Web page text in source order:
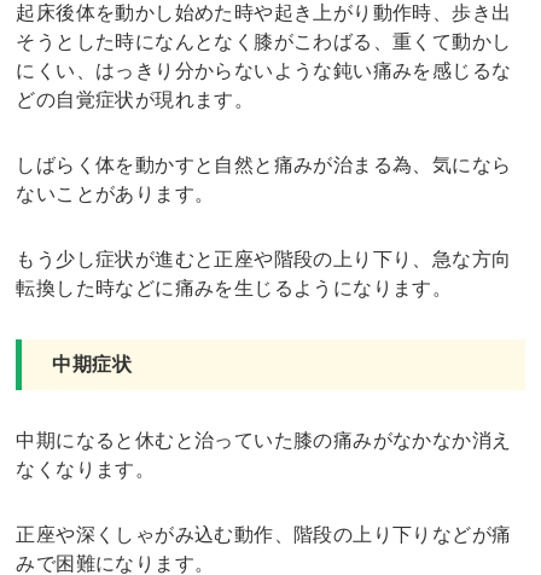
起床後体を動かし始めた時や起き上がり動作時、歩き出
そうとした時になんとなく膝がこわばる、重くて動かし
にくい、はっきり分からないような鈍い痛みを感じるな
どの自覚症状が現れます。
しばらく体を動かすと自然と痛みが治まる為、気になら
ないことがあります。
もう少し症状が進むと正座や階段の上り下り、急な方向
転換した時などに痛みを生じるようになります。
中期症状
中期になると休むと治っていた膝の痛みがなかなか消え
なくなります。
正座や深くしゃがみ込む動作、階段の上り下りなどが痛
みで困難になります。